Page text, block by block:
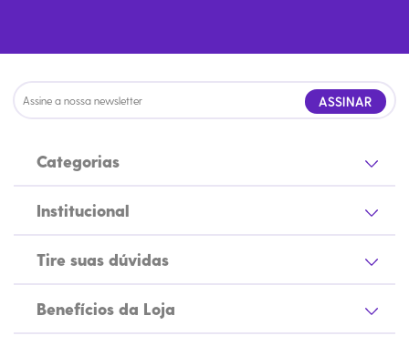
ASSINAR
Categorias
Institucional
Tire suas dúvidas
Benefícios da Loja